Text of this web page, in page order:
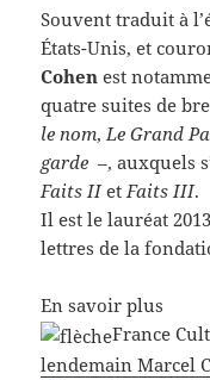
Souvent traduit à
États-Unis, et
Cohen est
quatre suites de
le nom, Le Grand
garde –, auxquels
Faits IIetFaits III.
Il est le lauréat
lettres de la
En savoir plus
France
lendemain Marcel